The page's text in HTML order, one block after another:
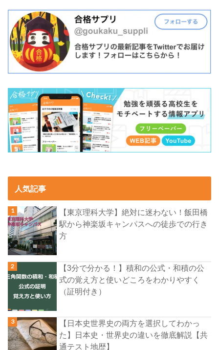
人気記事
【東京理科大学】絶対に迷わない！飯田橋
駅から神楽坂キャンパスへの徒歩での行き
方
【3分で分かる！】積和の公式・和積の公
式の覚え方と使いどころをわかりやすく
（証明付き）
【日本史世界史の両方を選択してわかっ
た】日本史・世界史の違いを徹底解説【共
通テスト地歴】